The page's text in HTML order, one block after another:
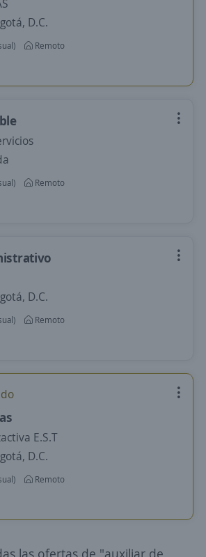
D.C.
Remoto
Remoto
D.C.
Remoto
E.S.T
D.C.
Remoto
las ofertas de "auxiliar de